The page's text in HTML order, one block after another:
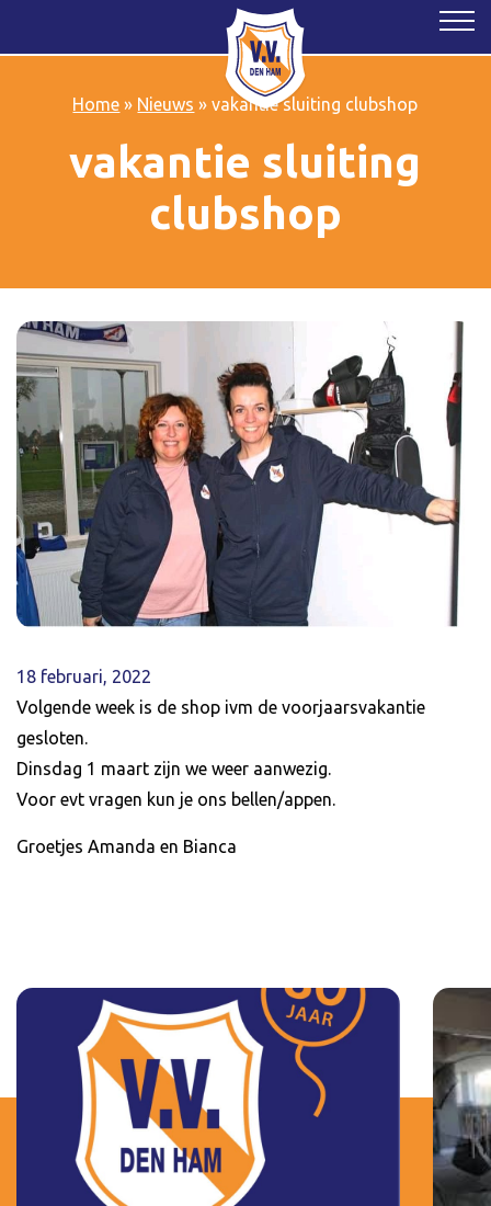
Home » Nieuws »vakantie sluiting clubshop
vakantie sluiting
clubshop
18 februari, 2022
Volgende week is de shop ivm de voorjaarsvakantie
gesloten.
Dinsdag 1 maart zijn we weer aanwezig.
Voor evt vragen kun je ons bellen/appen.
Groetjes Amanda en Bianca